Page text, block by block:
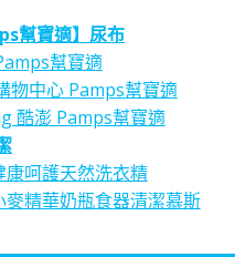
幫寶適】尿布
幫寶適
物中心 Pamps幫寶適
酷澎 Pamps幫寶適
康呵護天然洗衣精
麥精華奶瓶食器清潔慕斯